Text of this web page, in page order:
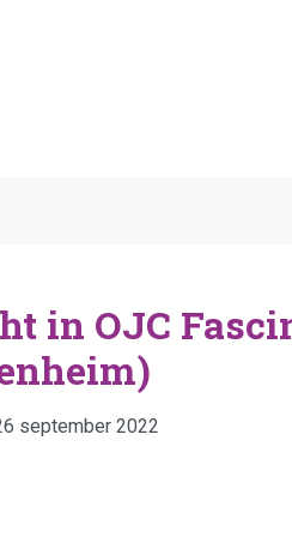
in OJC
september 2022